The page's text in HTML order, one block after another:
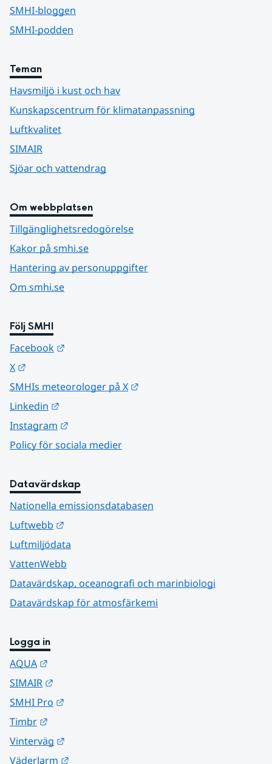
SMHI-bloggen
SMHI-podden
Teman
Havsmiljö i kust och hav
Kunskapscentrum för klimatanpassning
Luftkvalitet
SIMAIR
Sjöar och vattendrag
Om webbplatsen
Tillgänglighetsredogörelse
Kakor på smhi.se
Hantering av personuppgifter
Om smhi.se
Följ SMHI
Facebook
X
SMHIs meteorologer på X
Linkedin
Instagram
Policy för sociala medier
Datavärdskap
Nationella emissionsdatabasen
Luftwebb
Luftmiljödata
VattenWebb
Datavärdskap, oceanografi och marinbiologi
Datavärdskap för atmosfärkemi
Logga in
AQUA
SIMAIR
SMHI Pro
Timbr
Vinterväg
Väderlarm